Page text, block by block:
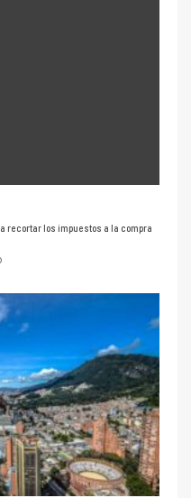
recortar los impuestos a la compra